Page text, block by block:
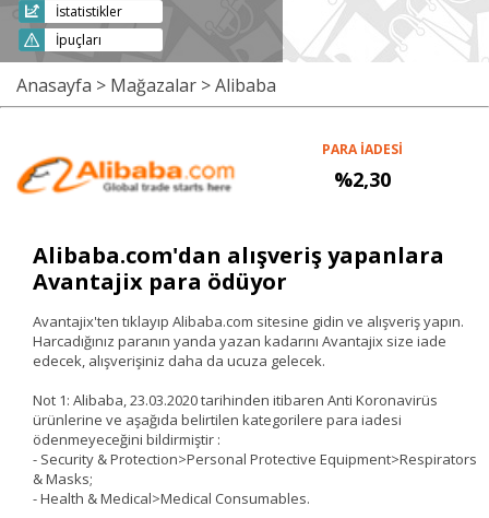
İstatistikler
İpuçları
Anasayfa > Mağazalar > Alibaba
PARA İADESİ
%2,30
Alibaba.com'dan alışveriş yapanlara
Avantajix para ödüyor
Avantajix'ten tıklayıp Alibaba.com sitesine gidin ve alışveriş yapın.
Harcadığınız paranın yanda yazan kadarını Avantajix size iade
edecek, alışverişiniz daha da ucuza gelecek.
Not 1: Alibaba, 23.03.2020 tarihinden itibaren Anti Koronavirüs
ürünlerine ve aşağıda belirtilen kategorilere para iadesi
ödenmeyeceğini bildirmiştir :
- Security & Protection>Personal Protective Equipment>Respirators
& Masks;
- Health & Medical>Medical Consumables.